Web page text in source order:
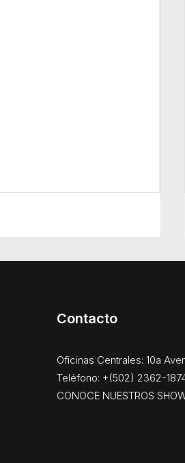
Contacto
Oficinas Centrales: 10a
Teléfono: +(502) 2362-
CONOCE NUESTROS